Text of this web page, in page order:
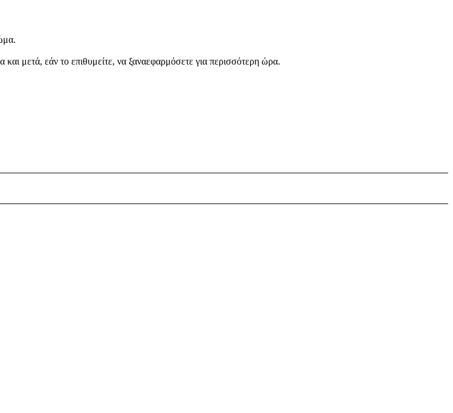
μετά, εάν το επιθυμείτε, να ξαναεφαρμόσετε για περισσότερη ώρα.